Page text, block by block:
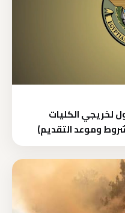
لخريجي الكليات
وموعد التقديم)